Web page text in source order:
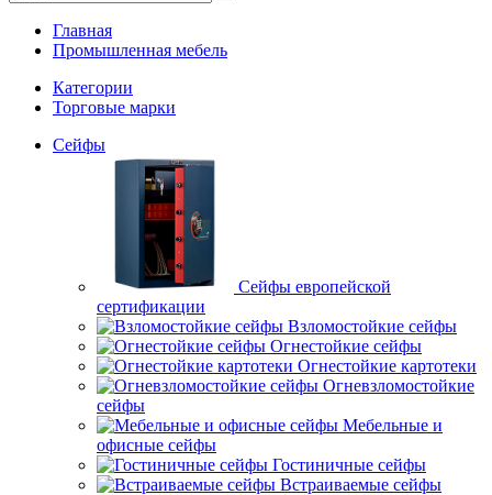
Главная
Промышленная мебель
Категории
Торговые марки
Сейфы
Сейфы европейской
сертификации
Взломостойкие сейфы
Огнестойкие сейфы
Огнестойкие картотеки
Огневзломостойкие
сейфы
Мебельные и
офисные сейфы
Гостиничные сейфы
Встраиваемые сейфы